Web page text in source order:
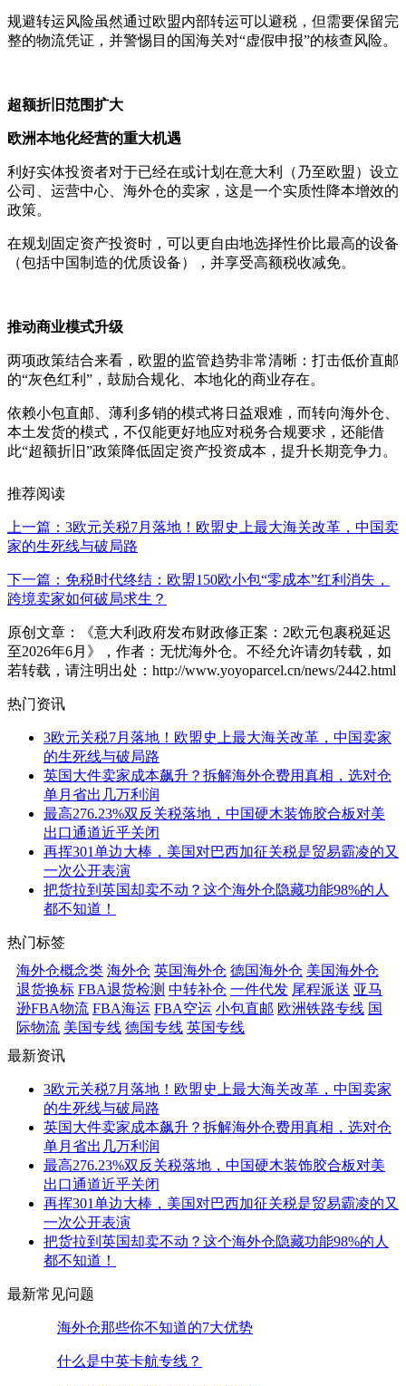
规避转运风险虽然通过欧盟内部转运可以避税，但需要保留完
整的物流凭证，并警惕目的国海关对“虚假申报”的核查风险。
超额折旧范围扩大
欧洲本地化经营的重大机遇
利好实体投资者对于已经在或计划在意大利（乃至欧盟）设立
公司、运营中心、海外仓的卖家，这是一个实质性降本增效的
政策。
在规划固定资产投资时，可以更自由地选择性价比最高的设备
（包括中国制造的优质设备），并享受高额税收减免。
推动商业模式升级
两项政策结合来看，欧盟的监管趋势非常清晰：打击低价直邮
的“灰色红利”，鼓励合规化、本地化的商业存在。
依赖小包直邮、薄利多销的模式将日益艰难，而转向海外仓、
本土发货的模式，不仅能更好地应对税务合规要求，还能借
此“超额折旧”政策降低固定资产投资成本，提升长期竞争力。
推荐阅读
上一篇：3欧元关税7月落地！欧盟史上最大海关改革，中国卖
家的生死线与破局路
下一篇：免税时代终结：欧盟150欧小包“零成本”红利消失，
跨境卖家如何破局求生？
原创文章：《意大利政府发布财政修正案：2欧元包裹税延迟
至2026年6月》，作者：无忧海外仓。不经允许请勿转载，如
若转载，请注明出处：http://www.yoyoparcel.cn/news/2442.html
热门资讯
3欧元关税7月落地！欧盟史上最大海关改革，中国卖家
的生死线与破局路
英国大件卖家成本飙升？拆解海外仓费用真相，选对仓
单月省出几万利润
最高276.23%双反关税落地，中国硬木装饰胶合板对美
出口通道近乎关闭
再挥301单边大棒，美国对巴西加征关税是贸易霸凌的又
一次公开表演
把货拉到英国却卖不动？这个海外仓隐藏功能98%的人
都不知道！
热门标签
海外仓概念类 海外仓 英国海外仓 德国海外仓 美国海外仓
退货换标 FBA退货检测 中转补仓 一件代发 尾程派送 亚马
逊FBA物流 FBA海运 FBA空运 小包直邮 欧洲铁路专线 国
际物流 美国专线 德国专线 英国专线
最新资讯
3欧元关税7月落地！欧盟史上最大海关改革，中国卖家
的生死线与破局路
英国大件卖家成本飙升？拆解海外仓费用真相，选对仓
单月省出几万利润
最高276.23%双反关税落地，中国硬木装饰胶合板对美
出口通道近乎关闭
再挥301单边大棒，美国对巴西加征关税是贸易霸凌的又
一次公开表演
把货拉到英国却卖不动？这个海外仓隐藏功能98%的人
都不知道！
最新常见问题
海外仓那些你不知道的7大优势
什么是中英卡航专线？